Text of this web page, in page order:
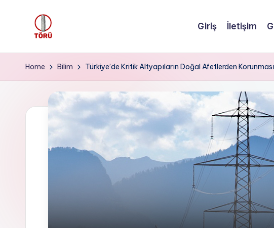
contentT
Ö
Ü
Giriş İletişim
Home Bilim Türkiye’de Kritik Altyapıların Doğal Afetlerden